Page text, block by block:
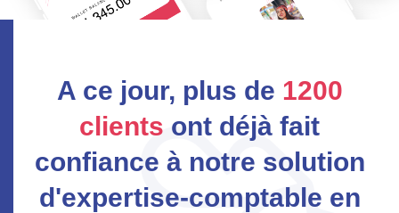
A ce jour, plus de 1200
clients ont déjà fait
confiance à notre solution
d'expertise-comptable en